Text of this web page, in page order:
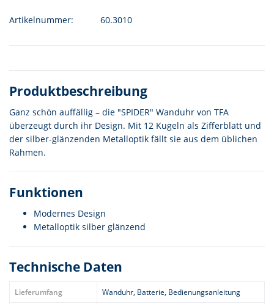
Artikelnummer: 60.3010
Produktbeschreibung
Ganz schön auffällig – die "SPIDER" Wanduhr von TFA
überzeugt durch ihr Design. Mit 12 Kugeln als Zifferblatt und
der silber-glänzenden Metalloptik fällt sie aus dem üblichen
Rahmen.
Funktionen
Modernes Design
Metalloptik silber glänzend
Technische Daten
Lieferumfang
Wanduhr, Batterie, Bedienungsanleitung